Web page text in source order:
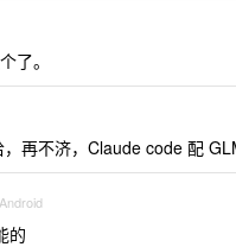
了。
再不济，Claude code 配
的